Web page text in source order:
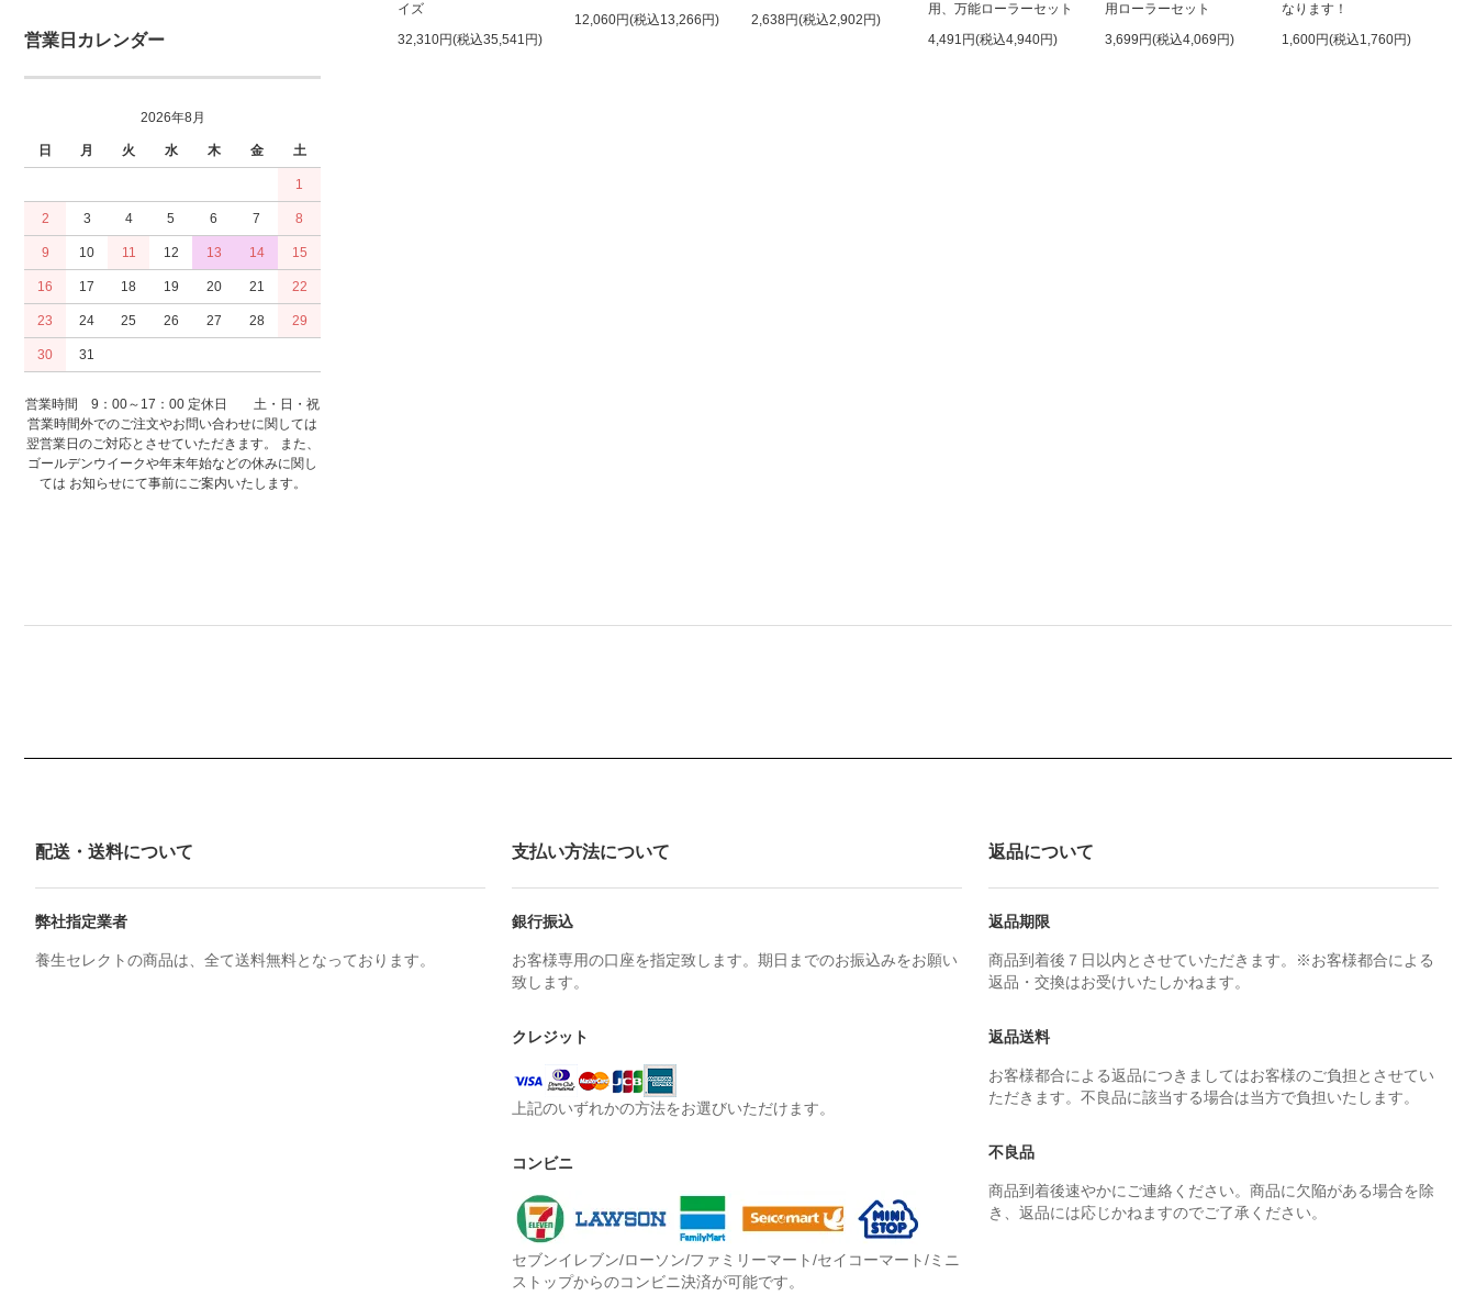
営業日カレンダー
2026年8月
日 月 火 水 木 金 土
1
2 3 4 5 6 7 8
9 10 11 12 13 14 15
16 17 18 19 20 21 22
23 24 25 26 27 28 29
30 31
営業時間 9：00～17：00 定休日 土・日・祝
営業時間外でのご注文やお問い合わせに関しては
翌営業日のご対応とさせていただきます。 また、
ゴールデンウイークや年末年始などの休みに関し
ては お知らせにて事前にご案内いたします。
イズ
32,310円(税込35,541円)
12,060円(税込13,266円)
2,638円(税込2,902円)
用、万能ローラーセット
4,491円(税込4,940円)
用ローラーセット
3,699円(税込4,069円)
なります！
1,600円(税込1,760円)
配送・送料について
弊社指定業者
養生セレクトの商品は、全て送料無料となっております。
支払い方法について
銀行振込
お客様専用の口座を指定致します。期日までのお振込みをお願い
致します。
クレジット
上記のいずれかの方法をお選びいただけます。
コンビニ
セブンイレブン/ローソン/ファミリーマート/セイコーマート/ミニ
ストップからのコンビニ決済が可能です。
返品について
返品期限
商品到着後７日以内とさせていただきます。※お客様都合による
返品・交換はお受けいたしかねます。
返品送料
お客様都合による返品につきましてはお客様のご負担とさせてい
ただきます。不良品に該当する場合は当方で負担いたします。
不良品
商品到着後速やかにご連絡ください。商品に欠陥がある場合を除
き、返品には応じかねますのでご了承ください。